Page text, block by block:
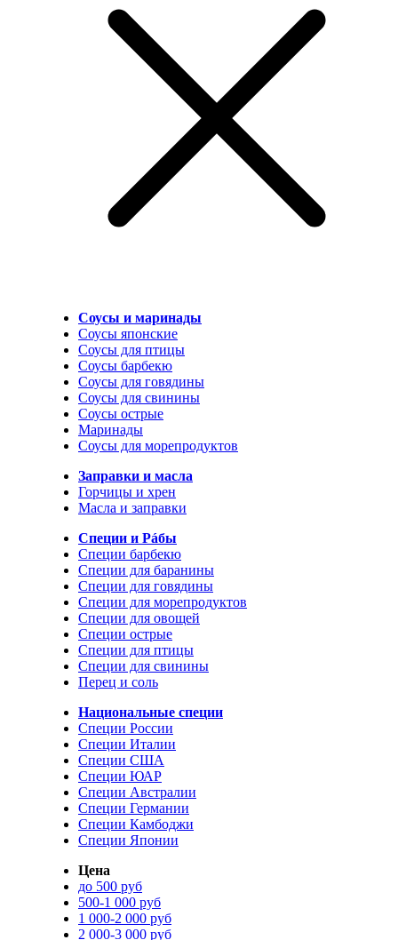
Соусы и маринады
Соусы японские
Соусы для птицы
Соусы барбекю
Соусы для говядины
Соусы для свинины
Соусы острые
Маринады
Соусы для морепродуктов
Заправки и масла
Горчицы и хрен
Масла и заправки
Специи и Рáбы
Специи барбекю
Специи для баранины
Специи для говядины
Специи для морепродуктов
Специи для овощей
Специи острые
Специи для птицы
Специи для свинины
Перец и соль
Национальные специи
Специи России
Специи Италии
Специи США
Специи ЮАР
Специи Австралии
Специи Германии
Специи Камбоджи
Специи Японии
Цена
до 500 руб
500-1 000 руб
1 000-2 000 руб
2 000-3 000 руб